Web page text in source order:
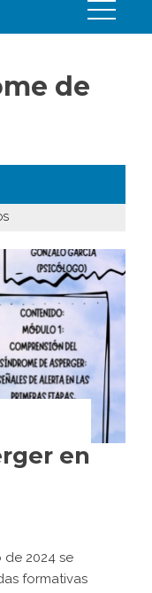
de
en
de 2024 se
formativas